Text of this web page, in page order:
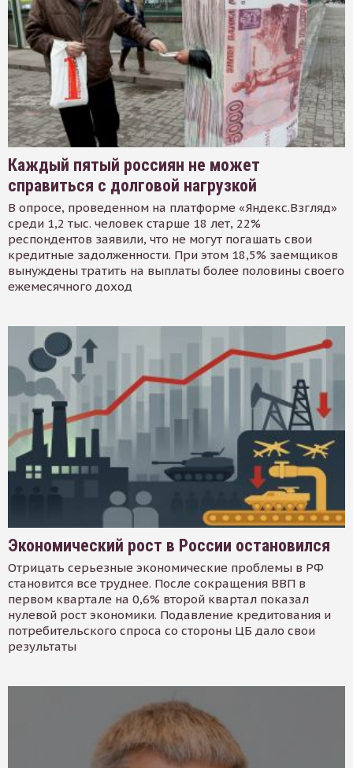
Каждый пятый россиян не может
справиться с долговой нагрузкой
В опросе, проведенном на платформе «Яндекс.Взгляд»
среди 1,2 тыс. человек старше 18 лет, 22%
респондентов заявили, что не могут погашать свои
кредитные задолженности. При этом 18,5% заемщиков
вынуждены тратить на выплаты более половины своего
ежемесячного доход
Экономический рост в России остановился
Отрицать серьезные экономические проблемы в РФ
становится все труднее. После сокращения ВВП в
первом квартале на 0,6% второй квартал показал
нулевой рост экономики. Подавление кредитования и
потребительского спроса со стороны ЦБ дало свои
результаты